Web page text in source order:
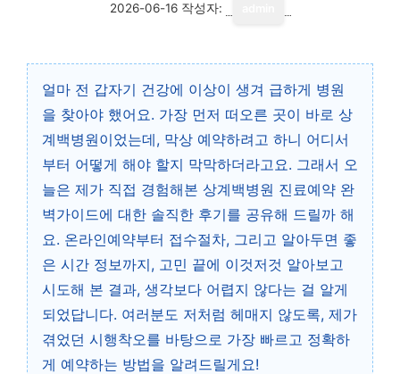
2026-06-16 작성자:
얼마 전 갑자기 건강에 이상이 생겨 급하게 병원
을 찾아야 했어요. 가장 먼저 떠오른 곳이 바로 상
계백병원이었는데, 막상 예약하려고 하니 어디서
부터 어떻게 해야 할지 막막하더라고요. 그래서 오
늘은 제가 직접 경험해본 상계백병원 진료예약 완
벽가이드에 대한 솔직한 후기를 공유해 드릴까 해
요. 온라인예약부터 접수절차, 그리고 알아두면 좋
은 시간 정보까지, 고민 끝에 이것저것 알아보고
시도해 본 결과, 생각보다 어렵지 않다는 걸 알게
되었답니다. 여러분도 저처럼 헤매지 않도록, 제가
겪었던 시행착오를 바탕으로 가장 빠르고 정확하
게 예약하는 방법을 알려드릴게요!